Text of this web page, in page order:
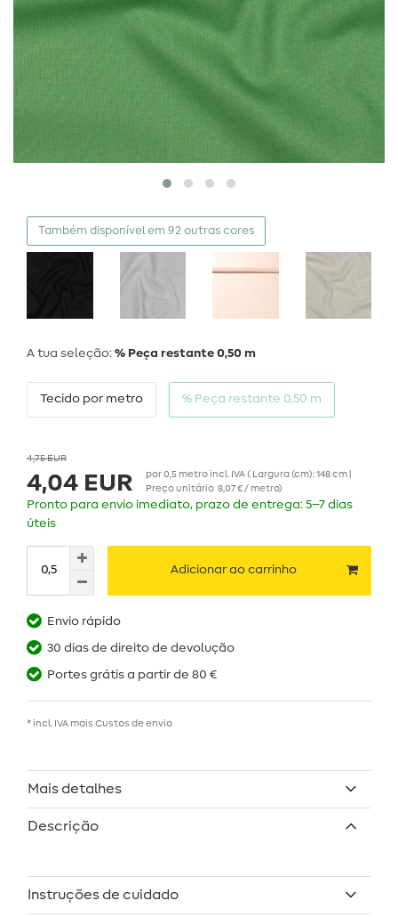
Também disponível em 92 outras cores
A tua seleção: % Peça restante 0,50 m
Tecido por metro % Peça restante 0,50 m
4,75 EUR
4,04 EUR por0,5 metroincl. IVA( Largura (cm): 148 cm |
Preço unitário 8,07 € / metro)
Pronto para envio imediato, prazo de entrega: 5–7 dias
úteis
Adicionar ao carrinho
Envio rápido
30 dias de direito de devolução
Portes grátis a partir de 80 €
* incl. IVA mais Custos de envio
Mais detalhes
Descrição
Instruções de cuidado